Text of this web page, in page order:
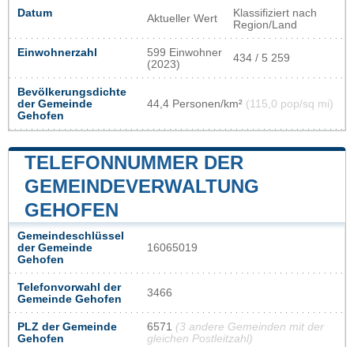
Datum Aktueller Wert
Klassifiziert nach
Region/Land
Einwohnerzahl
599 Einwohner
(2023)
434 / 5 259
Bevölkerungsdichte
der Gemeinde
Gehofen
44,4 Personen/km² (115,0 pop/sq mi)
TELEFONNUMMER DER
GEMEINDEVERWALTUNG
GEHOFEN
Gemeindeschlüssel
der Gemeinde
Gehofen
16065019
Telefonvorwahl der
Gemeinde Gehofen
3466
PLZ der Gemeinde
Gehofen
6571 (3 andere Gemeinden mit der
gleichen Postleitzahl)